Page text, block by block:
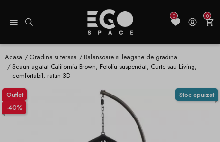
0 0
Acasa Gradina si terasa
Balansoare si leagane de gradina
Scaun agatat California Brown, Fotoliu suspendat, Curte sau Living,
comfortabil, ratan 3D
Stoc epuizat
Outlet
-40%